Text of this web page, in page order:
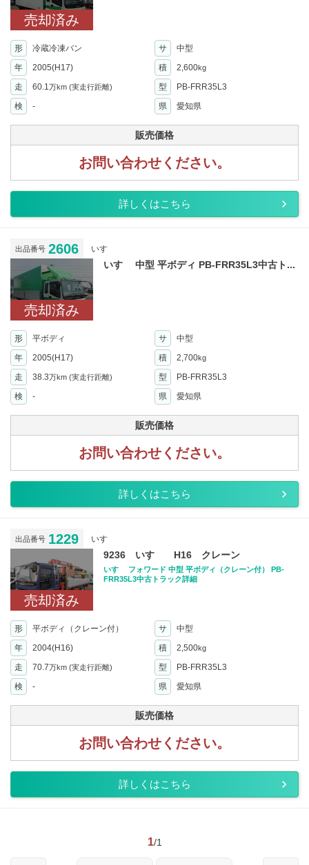
売却済み
形 冷蔵冷凍バン サ
中型
年
2005(H17) 積 2,600kg
走 60.1万km (実走行距離) 型
PB-FRR35L3
検
- 県 愛知県
販売価格
お問い合わせください。
詳しくはこちら
出品番号 2606 いすゞ
売却済み
いすゞ 中型 平ボディ PB-FRR35L3中古ト...
形 平ボディ サ
中型
年
2005(H17) 積 2,700kg
走 38.3万km (実走行距離) 型
PB-FRR35L3
検
- 県 愛知県
販売価格
お問い合わせください。
詳しくはこちら
出品番号 1229 いすゞ
売却済み
9236 いすゞ H16 クレーン
いすゞ フォワード 中型 平ボディ（クレーン付） PB-
FRR35L3中古トラック詳細
形 平ボディ（クレーン付） サ
中型
年
2004(H16) 積 2,500kg
走 70.7万km (実走行距離) 型
PB-FRR35L3
検
- 県 愛知県
販売価格
お問い合わせください。
詳しくはこちら
1/1